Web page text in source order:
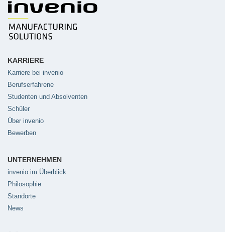
KARRIERE
Karriere bei invenio
Berufserfahrene
Studenten und Absolventen
Schüler
Über invenio
Bewerben
UNTERNEHMEN
invenio im Überblick
Philosophie
Standorte
News